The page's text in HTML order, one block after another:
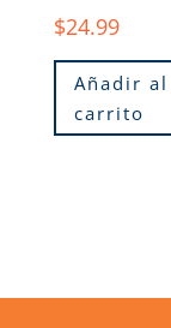
$24.99
Añadir al
carrito